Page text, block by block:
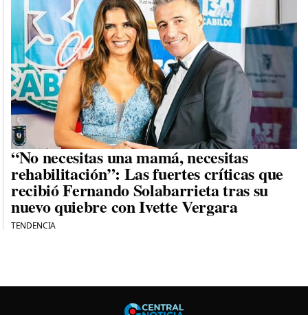
“No necesitas una mamá, necesitas
rehabilitación”: Las fuertes críticas que
recibió Fernando Solabarrieta tras su
nuevo quiebre con Ivette Vergara
TENDENCIA